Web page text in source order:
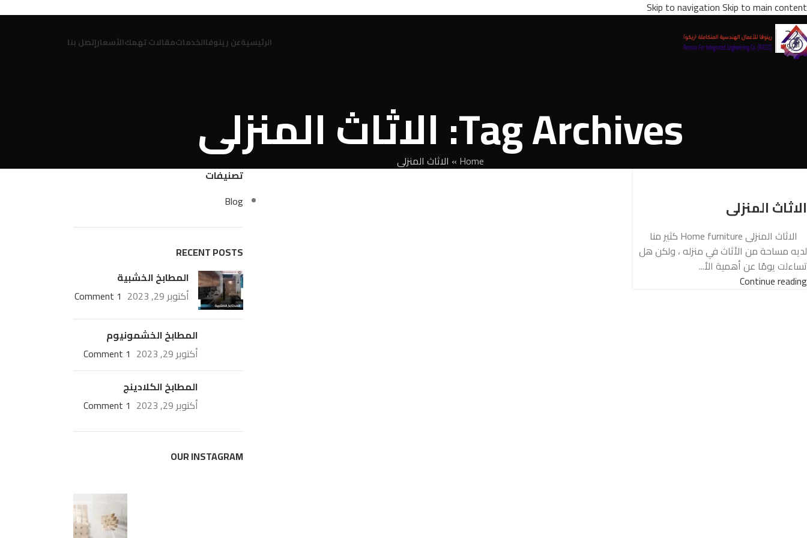
Skip to navigationSkip to main content
الرئيسيةعن رينوفاالخدماتمقالات تهمكالأسعارإتصل بنا
Tag Archives: الاثاث المنزلى
Home
» الاثاث المنزلى
22
أكتوبر
الاثاث المنزلى
الاثاث المنزلى Home furniture كثير منا
لديه مساحة من الأثاث في منزله ، ولكن هل
تساءلت يومًا عن أهمية الأ...
Continue reading
تصنيفات
Blog
RECENT POSTS
المطابخ الخشبية
أكتوبر 29, 2023
1 Comment
المطابخ الخشمونيوم
أكتوبر 29, 2023
1 Comment
المطابخ الكلادينج
أكتوبر 29, 2023
1 Comment
OUR INSTAGRAM